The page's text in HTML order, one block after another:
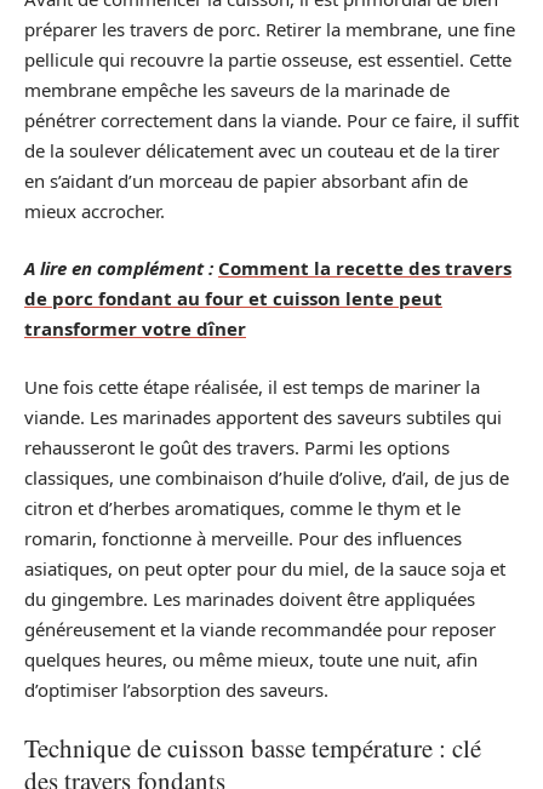
préparer les travers de porc. Retirer la membrane, une fine
pellicule qui recouvre la partie osseuse, est essentiel. Cette
membrane empêche les saveurs de la marinade de
pénétrer correctement dans la viande. Pour ce faire, il suffit
de la soulever délicatement avec un couteau et de la tirer
en s’aidant d’un morceau de papier absorbant afin de
mieux accrocher.
A lire en complément : Comment la recette des travers
de porc fondant au four et cuisson lente peut
transformer votre dîner
Une fois cette étape réalisée, il est temps de mariner la
viande. Les marinades apportent des saveurs subtiles qui
rehausseront le goût des travers. Parmi les options
classiques, une combinaison d’huile d’olive, d’ail, de jus de
citron et d’herbes aromatiques, comme le thym et le
romarin, fonctionne à merveille. Pour des influences
asiatiques, on peut opter pour du miel, de la sauce soja et
du gingembre. Les marinades doivent être appliquées
généreusement et la viande recommandée pour reposer
quelques heures, ou même mieux, toute une nuit, afin
d’optimiser l’absorption des saveurs.
Technique de cuisson basse température : clé
des travers fondants